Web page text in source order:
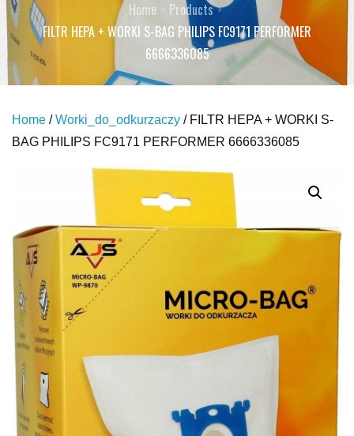
Home
Products
FILTR HEPA + WORKI S-BAG PHILIPS FC9171 PERFORMER
6666336085
Home /Worki_do_odkurzaczy / FILTR HEPA + WORKI S-
BAG PHILIPS FC9171 PERFORMER 6666336085